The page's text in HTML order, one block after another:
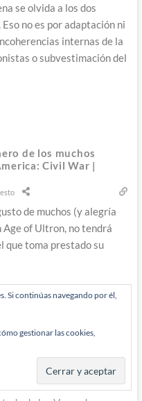
se olvida a los dos
no es por adaptación ni
internas de la
o subvestimación del
de los muchos
Civil War |
de muchos (y alegría
Age of Ultron, no tendrá
que toma prestado su
Si continúas navegando por él,
gestionar las cookies,